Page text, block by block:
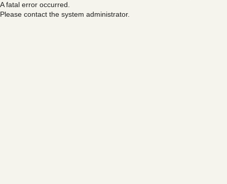
A fatal error occurred.
Please contact the system administrator.